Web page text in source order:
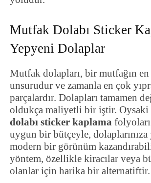
Mutfak Dolabı Sticker
Yepyeni Dolaplar
Mutfak dolapları, bir mutfağın en
unsurudur ve zamanla en çok
parçalardır. Dolapları tamamen
oldukça maliyetli bir iştir. Oysaki
dolabı sticker kaplama
uygun bir bütçeyle,
modern bir görünüm
yöntem, özellikle kiracılar veya
olanlar için harika bir alternatiftir.